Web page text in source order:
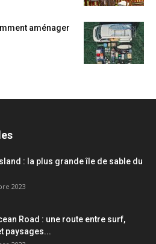
aménager
: la plus grande île de sable du
2023
Road : une route entre surf,
paysages...